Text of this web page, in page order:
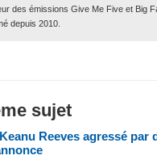
des émissions Give Me Five et Big
depuis 2010.
sujet
Reeves agressé par